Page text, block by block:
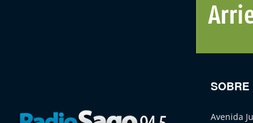
SOBRE
Avenida